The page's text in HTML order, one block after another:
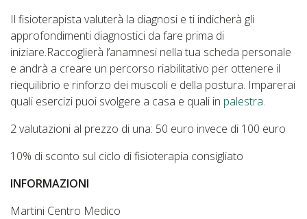
Il fisioterapista valuterà la diagnosi e ti indicherà gli
approfondimenti diagnostici da fare prima di
iniziare.Raccoglierà l’anamnesi nella tua scheda personale
e andrà a creare un percorso riabilitativo per ottenere il
riequilibrio e rinforzo dei muscoli e della postura. Imparerai
quali esercizi puoi svolgere a casa e quali in palestra.
2 valutazioni al prezzo di una: 50 euro invece di 100 euro
10% di sconto sul ciclo di fisioterapia consigliato
INFORMAZIONI
Martini Centro Medico